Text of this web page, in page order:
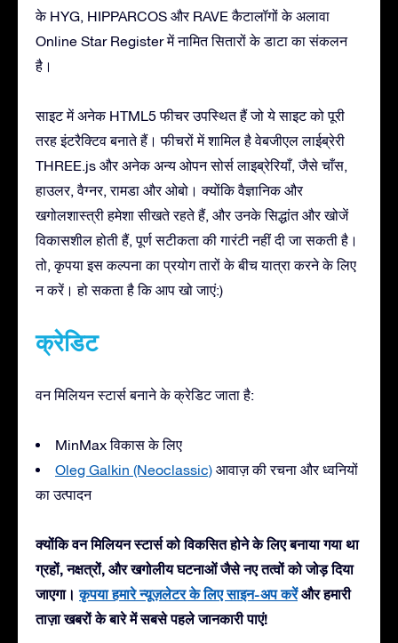
के HYG, HIPPARCOS और RAVE कैटालॉगों के अलावा
Online Star Register में नामित सितारों के डाटा का संकलन
है।
साइट में अनेक HTML5 फीचर उपस्थित हैं जो ये साइट को पूरी
तरह इंटरैक्टिव बनाते हैं। फीचरों में शामिल है वेबजीएल लाईब्रेरी
THREE.js और अनेक अन्य ओपन सोर्स लाइब्रेरियाँ, जैसे चाँस,
हाउलर, वैग्नर, रामडा और ओबो। क्योंकि वैज्ञानिक और
खगोलशास्त्री हमेशा सीखते रहते हैं, और उनके सिद्धांत और खोजें
विकासशील होती हैं, पूर्ण सटीकता की गारंटी नहीं दी जा सकती है।
तो, कृपया इस कल्पना का प्रयोग तारों के बीच यात्रा करने के लिए
न करें। हो सकता है कि आप खो जाएं:)
क्रेडिट
वन मिलियन स्टार्स बनाने के क्रेडिट जाता है:
MinMax विकास के लिए
Oleg Galkin (Neoclassic) आवाज़ की रचना और ध्वनियों
का उत्पादन
क्योंकि वन मिलियन स्टार्स को विकसित होने के लिए बनाया गया था
ग्रहों, नक्षत्रों, और खगोलीय घटनाओं जैसे नए तत्वों को जोड़ दिया
जाएगा।कृपया हमारे न्यूज़लेटर के लिए साइन-अप करेंऔर हमारी
ताज़ा खबरों के बारे में सबसे पहले जानकारी पाएं!